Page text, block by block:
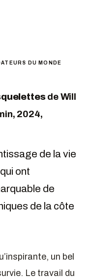
DU MONDE
de Will
2024,
de la vie
ont
de
de la côte
un bel
Le travail du